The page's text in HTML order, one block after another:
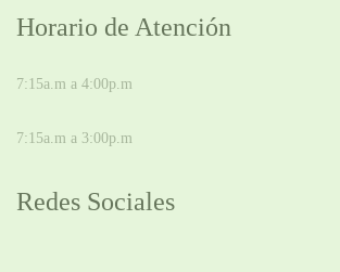
Horario de Atención
7:15a.m a 4:00p.m
7:15a.m a 3:00p.m
Redes Sociales